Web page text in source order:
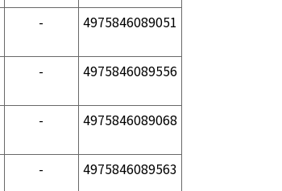
- 4975846089051
- 4975846089556
- 4975846089068
- 4975846089563